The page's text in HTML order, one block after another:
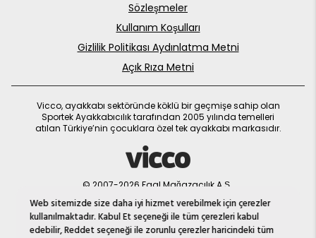
Web sitemizde size daha iyi hizmet verebilmek için çerezler
kullanılmaktadır. Kabul Et seçeneği ile tüm çerezleri kabul
edebilir, Reddet seçeneği ile zorunlu çerezler haricindeki tüm
Sözleşmeler
Kullanım Koşulları
Gizlilik Politikası Aydınlatma Metni
Açık Rıza Metni
Vicco, ayakkabı sektöründe köklü bir geçmişe sahip olan
Sportek Ayakkabıcılık tarafından 2005 yılında temelleri
atılan Türkiye’nin çocuklara özel tek ayakkabı markasıdır.
© 2007-2026 Faal Mağazacılık A.Ş.
MNM